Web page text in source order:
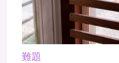
難題